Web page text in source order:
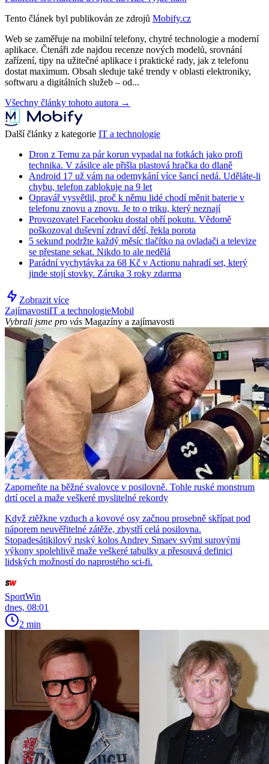
Tento článek byl publikován ze zdrojů Mobify.cz
Web se zaměřuje na mobilní telefony, chytré technologie a moderní
aplikace. Čtenáři zde najdou recenze nových modelů, srovnání
zařízení, tipy na užitečné aplikace i praktické rady, jak z telefonu
dostat maximum. Obsah sleduje také trendy v oblasti elektroniky,
softwaru a digitálních služeb – od...
Všechny články tohoto autora →
Další články z kategorie IT a technologie
Dron z Temu za pár korun vypadal na fotkách jako profi
technika. V zásilce ale přišla plastová hračka do dlaně
Android 17 už vám na odemykání více šancí nedá. Uděláte-li
chybu, telefon zablokuje na 9 let
Opravář vysvětlil, proč k němu lidé chodí měnit baterie v
telefonu znovu a znovu. Je to o triku, který neznají
Provozovatel Facebooku dostal obří pokutu. Vědomě
poškozoval duševní zdraví dětí, řekla porota
5 sekund podržte každý měsíc tlačítko na ovladači a televize
se přestane sekat. Nikdo to ale nedělá
Parádní vychytávka za 68 Kč v Actionu nahradí set, který
jinde stojí stovky. Záruka 3 roky zdarma
Zobrazit více
ZajímavostiIT a technologieMobil
Vybrali jsme pro vás Magazíny a zajímavosti
Zapomeňte na běžné svalovce v posilovně. Tohle ruské monstrum
drtí ocel a maže veškeré myslitelné rekordy
Když ztěžkne vzduch a kovové osy začnou prosebně skřípat pod
náporem neuvěřitelné zátěže, zbystří celá posilovna.
Stopadesátikilový ruský kolos Andrey Smaev svými surovými
výkony spolehlivě maže veškeré tabulky a přesouvá definici
lidských možností do naprostého sci-fi.
SportWin
dnes, 08:01
2 min